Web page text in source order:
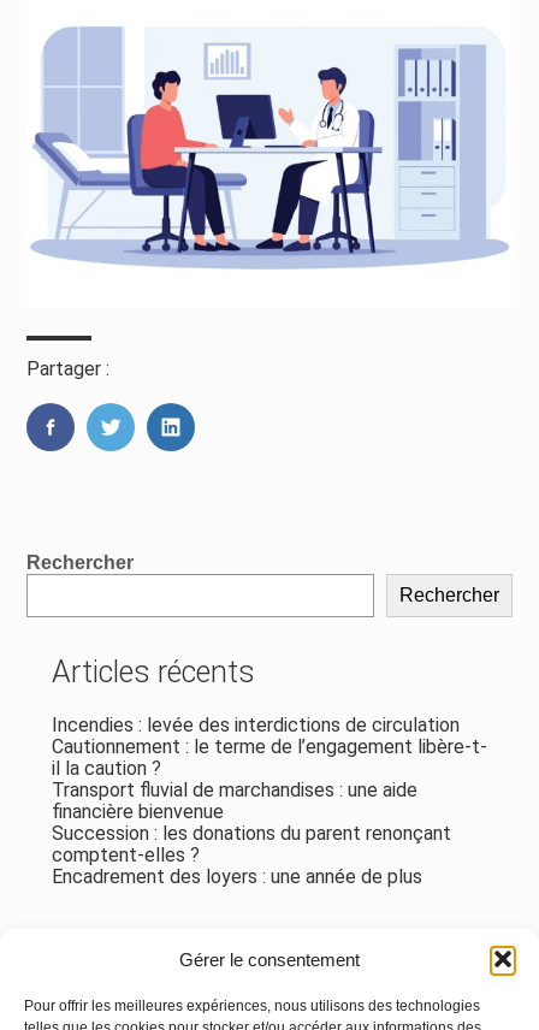
Gérer le consentement
Pour offrir les meilleures expériences, nous utilisons des technologies
Partager :
FaceBookTwitterLinkedIn
Blog
Rechercher
Rechercher
Articles récents
Incendies : levée des interdictions de circulation
Cautionnement : le terme de l’engagement libère-t-
il la caution ?
Transport fluvial de marchandises : une aide
financière bienvenue
Succession : les donations du parent renonçant
comptent-elles ?
Encadrement des loyers : une année de plus
Aucun commentaire à afficher.